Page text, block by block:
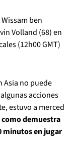
ben
Volland (68) en
(12h00 GMT)
Asia no puede
acciones
estuvo a merced
como demuestra
minutos en jugar